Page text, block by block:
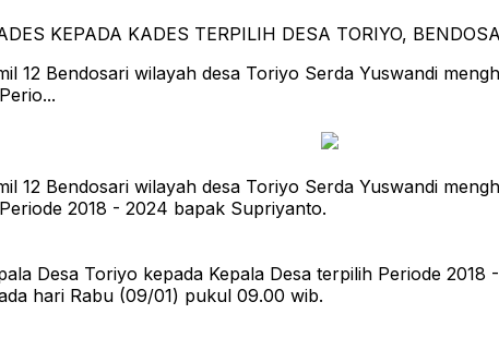
12 Bendosari wilayah desa Toriyo Serda Yuswandi
12 Bendosari wilayah desa Toriyo Serda Yuswandi
2018 - 2024 bapak Supriyanto.
Desa Toriyo kepada Kepala Desa terpilih Periode
hari Rabu (09/01) pukul 09.00 wib.